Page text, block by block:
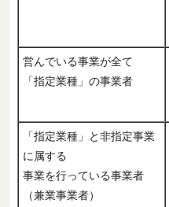
営んでいる事業が全て
「指定業種」の事業者
「指定業種」と非指定事業
に属する
事業を行っている事業者
（兼業事業者）